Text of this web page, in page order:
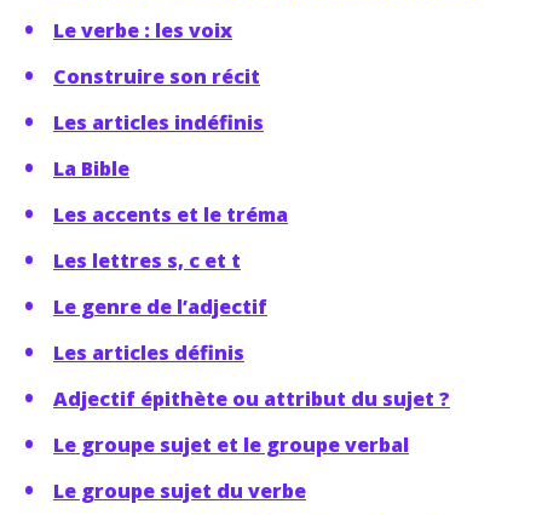
Le verbe : les voix
Construire son récit
Les articles indéfinis
La Bible
Les accents et le tréma
Les lettres s, c et t
Le genre de l’adjectif
Les articles définis
Adjectif épithète ou attribut du sujet ?
Le groupe sujet et le groupe verbal
Le groupe sujet du verbe